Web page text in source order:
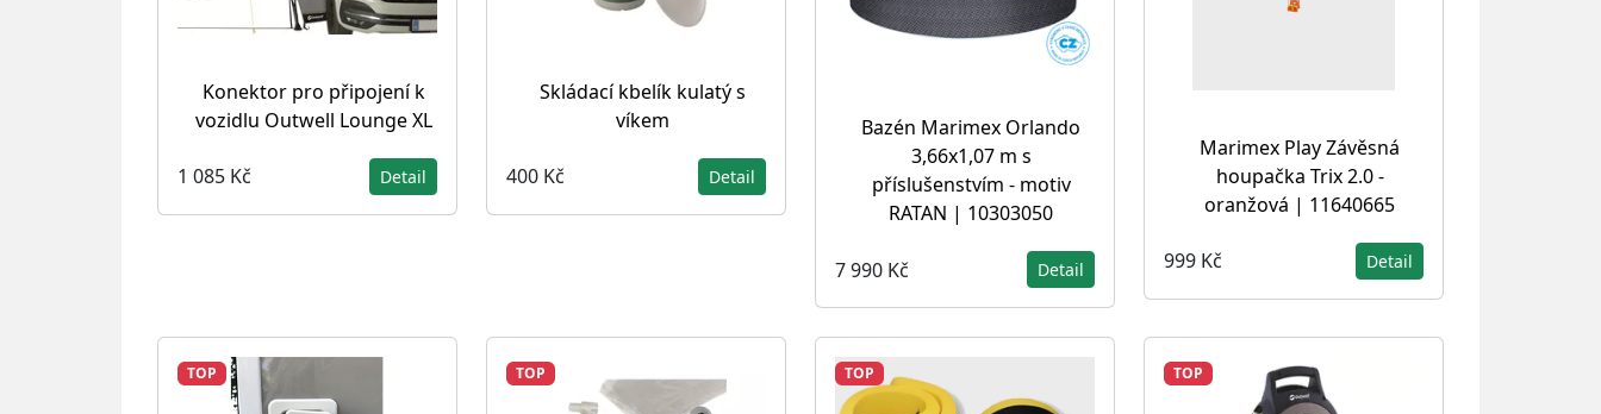
Konektor pro připojení k
vozidlu Outwell Lounge XL
1 085 Kč Detail
Skládací kbelík kulatý s
víkem
400 Kč Detail
Bazén Marimex Orlando
3,66x1,07 m s
příslušenstvím - motiv
RATAN | 10303050
7 990 Kč Detail
Marimex Play Závěsná
houpačka Trix 2.0 -
oranžová | 11640665
999 Kč Detail
TOP TOP TOP TOP